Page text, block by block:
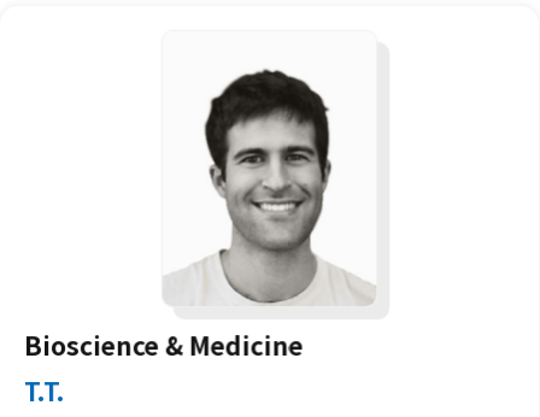
Energy Engineering
years of editing experience
, Energy Engineering
KTH Royal Institute of Technology
Subject Area Expertise